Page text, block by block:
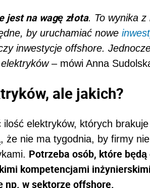
jest na wagę złota. To wynika z
by uruchamiać nowe
inwestycje offshore.
– mówi Anna
ale jakich?
ilość elektryków, których
że nie ma tygodnia, by firmy
Potrzeba osób, które
kompetencjami
np. w sektorze offshore.